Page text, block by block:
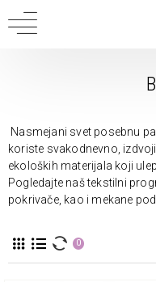
Nasmejani svet posebnu
koriste svakodnevno,
ekoloških materijala koji
Pogledajte naš tekstilni
pokrivače, kao i mekane
0